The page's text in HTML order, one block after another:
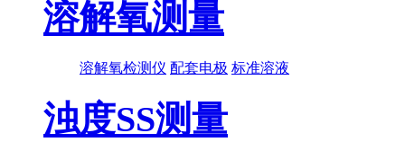
溶解氧测量
溶解氧检测仪 配套电极 标准溶液
浊度SS测量